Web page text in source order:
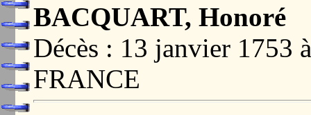
BACQUART, Honoré
Décès : 13 janvier 1753
FRANCE